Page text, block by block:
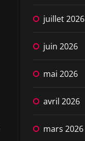
juillet 2026
juin 2026
mai 2026
avril 2026
mars 2026